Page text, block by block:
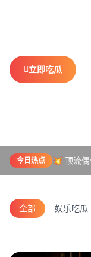
立即吃瓜
今日热点 💥 顶流
全部 娱乐吃瓜